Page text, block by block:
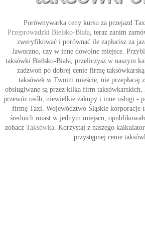
Porównywarka ceny kursu za przejazd
Przeprowadzki Bielsko-Biała, teraz zanim
zweryfikować i porównać ile zapłacisz za
Jaworzno, czy w inne dowolne miejsce.
taksówki Bielsko-Biała, przeliczysz w naszym
zadzwoń po dobrej cenie firmę
taksówek w Twoim mieście, nie przepłacaj
obsługiwane są przez kilka firm
przewóz osób, niewielkie zakupy i inne usługi -
firmę Taxi. Województwo Śląskie korporacje
średnich miast w jednym miejscu,
zobacz Taksówka. Korzystaj z naszego
przystępnej cenie